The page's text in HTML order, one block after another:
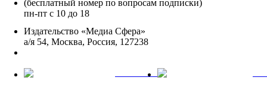
(бесплатный номер по вопросам подписки)
пн-пт с 10 до 18
Издательство «Медиа Сфера»
а/я 54, Москва, Россия, 127238
вКонтакте